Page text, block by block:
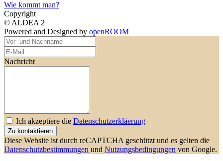
Wie kommt man?
Copyright
© ALDEA 2
Powered and Designed by openROOM
Nachricht
Ich akzeptiere die Datenschutzerkläerung
Zu kontaktieren
Diese Website ist durch reCAPTCHA geschützt und es gelten die
Datenschutzbestimmungen und Nutzungsbedingungen von Google.